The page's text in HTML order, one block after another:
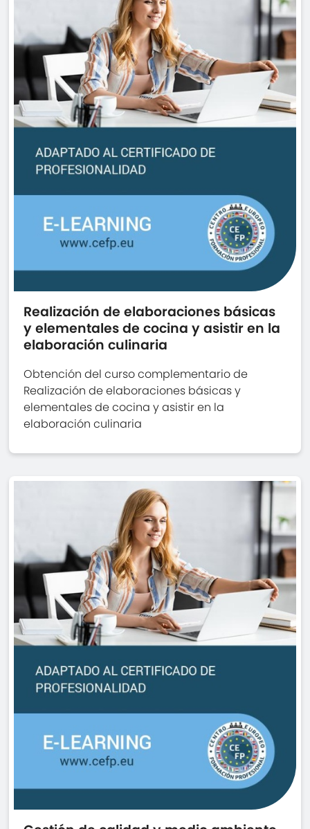
Realización de elaboraciones básicas
y elementales de cocina y asistir en la
elaboración culinaria
Obtención del curso complementario de
Realización de elaboraciones básicas y
elementales de cocina y asistir en la
elaboración culinaria